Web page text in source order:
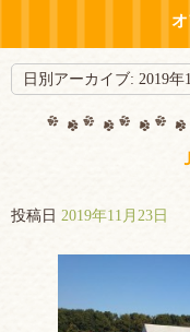
日別アーカイブ: 2019年
投稿日 2019年11月23日